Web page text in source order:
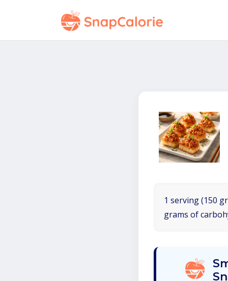
1 serving (150
grams of